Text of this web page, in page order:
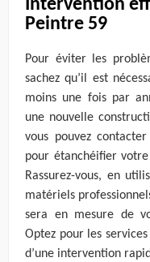
Intervention
Peintre 59
Pour éviter les
sachez qu’il est
moins une fois par
une nouvelle
vous pouvez
pour étanchéifier
Rassurez-vous, en
matériels
sera en mesure de
Optez pour les
d’une intervention